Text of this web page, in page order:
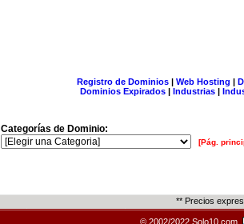
Registro de Dominios| Web Hosting |
Dominios Expirados | Industrias |
Categorías de Dominio:
[Pág.
** Precios
© 2002/2022 Solo10.com